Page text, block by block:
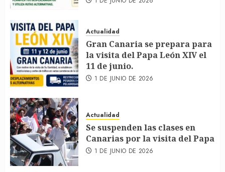
Actualidad
Gran Canaria se prepara para
la visita del Papa León XIV el
11 de junio.
1 DE JUNIO DE 2026
Actualidad
Se suspenden las clases en
Canarias por la visita del Papa
1 DE JUNIO DE 2026